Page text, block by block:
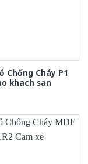
Chống Cháy P1
khach san